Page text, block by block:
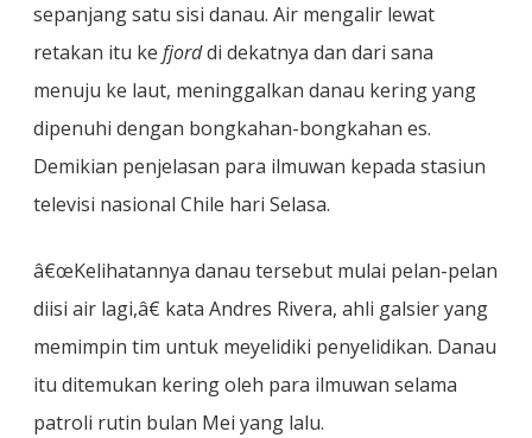
sepanjang satu sisi danau. Air mengalir lewat
retakan itu ke fjorddi dekatnya dan dari sana
menuju ke laut, meninggalkan danau kering yang
dipenuhi dengan bongkahan-bongkahan es.
Demikian penjelasan para ilmuwan kepada stasiun
televisi nasional Chile hari Selasa.
â€œKelihatannya danau tersebut mulai pelan-pelan
diisi air lagi,â€ kata Andres Rivera, ahli galsier yang
memimpin tim untuk meyelidiki penyelidikan. Danau
itu ditemukan kering oleh para ilmuwan selama
patroli rutin bulan Mei yang lalu.